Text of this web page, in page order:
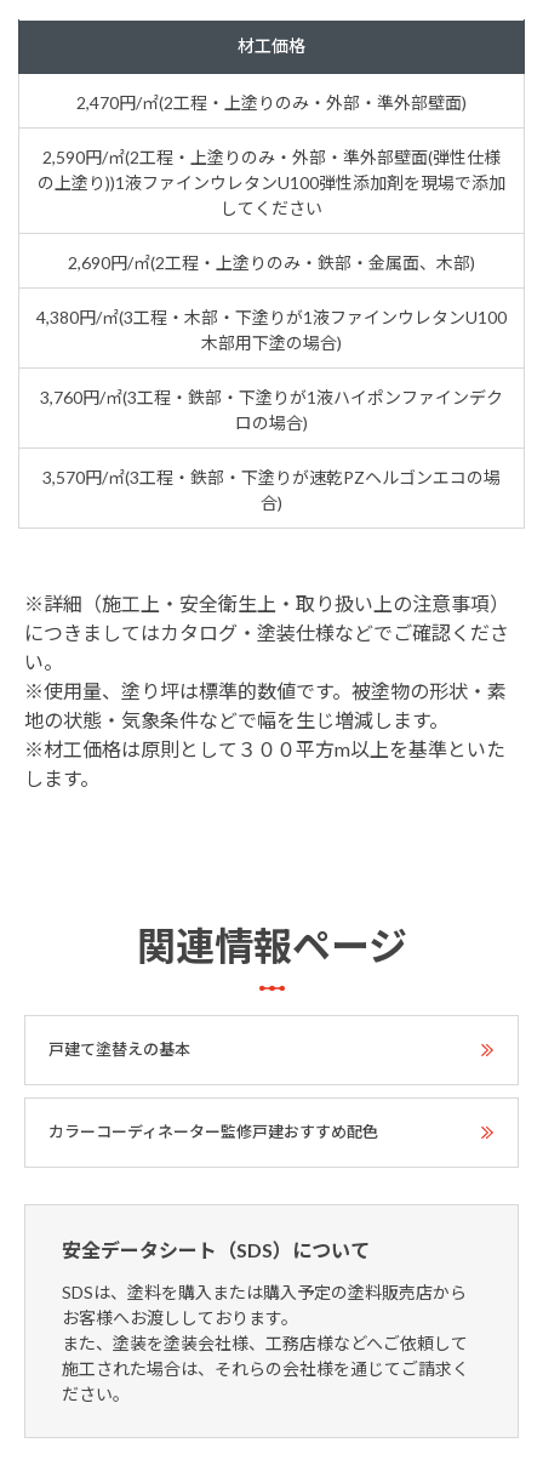
材工価格
2,470円/㎡(2工程・上塗りのみ・外部・準外部壁面)
2,590円/㎡(2工程・上塗りのみ・外部・準外部壁面(弾性仕様
の上塗り))1液ファインウレタンU100弾性添加剤を現場で添加
してください
2,690円/㎡(2工程・上塗りのみ・鉄部・金属面、木部)
4,380円/㎡(3工程・木部・下塗りが1液ファインウレタンU100
木部用下塗の場合)
3,760円/㎡(3工程・鉄部・下塗りが1液ハイポンファインデク
ロの場合)
3,570円/㎡(3工程・鉄部・下塗りが速乾PZヘルゴンエコの場
合)
※詳細（施工上・安全衛生上・取り扱い上の注意事項）
につきましてはカタログ・塗装仕様などでご確認くださ
い。
※使用量、塗り坪は標準的数値です。被塗物の形状・素
地の状態・気象条件などで幅を生じ増減します。
※材工価格は原則として３００平方m以上を基準といた
します。
関連情報ページ
戸建て塗替えの基本
カラーコーディネーター監修戸建おすすめ配色
安全データシート（SDS）について
SDSは、塗料を購入または購入予定の塗料販売店から
お客様へお渡ししております。
また、塗装を塗装会社様、工務店様などへご依頼して
施工された場合は、それらの会社様を通じてご請求く
ださい。